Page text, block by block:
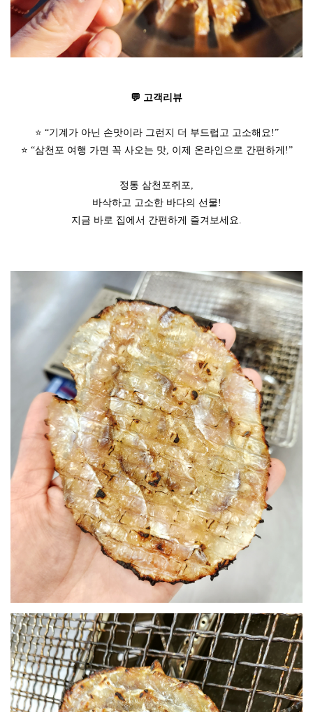
💬 고객리뷰
⭐ “기계가 아닌 손맛이라 그런지 더 부드럽고 고소해요!”
⭐ “삼천포 여행 가면 꼭 사오는 맛, 이제 온라인으로 간편하게!”
정통 삼천포쥐포,
바삭하고 고소한 바다의 선물!
지금 바로 집에서 간편하게 즐겨보세요.